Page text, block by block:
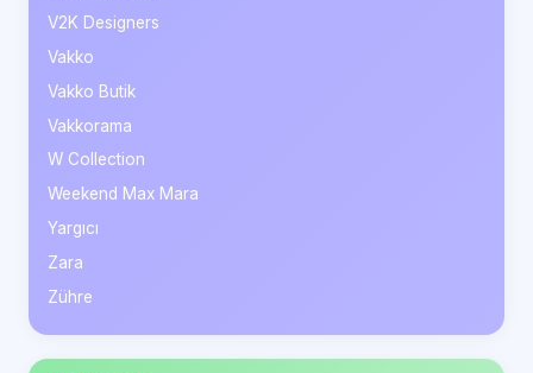
V2K Designers
Vakko
Vakko Butik
Vakkorama
W Collection
Weekend Max Mara
Yargıcı
Zara
Zühre